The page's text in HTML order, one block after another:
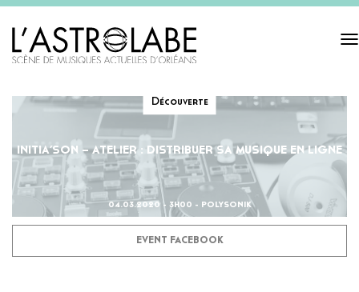
Découverte
INITIA’SON – ATELIER : DISTRIBUER SA MUSIQUE EN LIGNE
04.03.2020 - 3H00 - POLYSONIK
EVENT FACEBOOK